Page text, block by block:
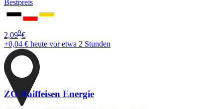
Bestpreis
2,099€
+0,04 € heute vor etwa 2 Stunden
ZG Raiffeisen Energie